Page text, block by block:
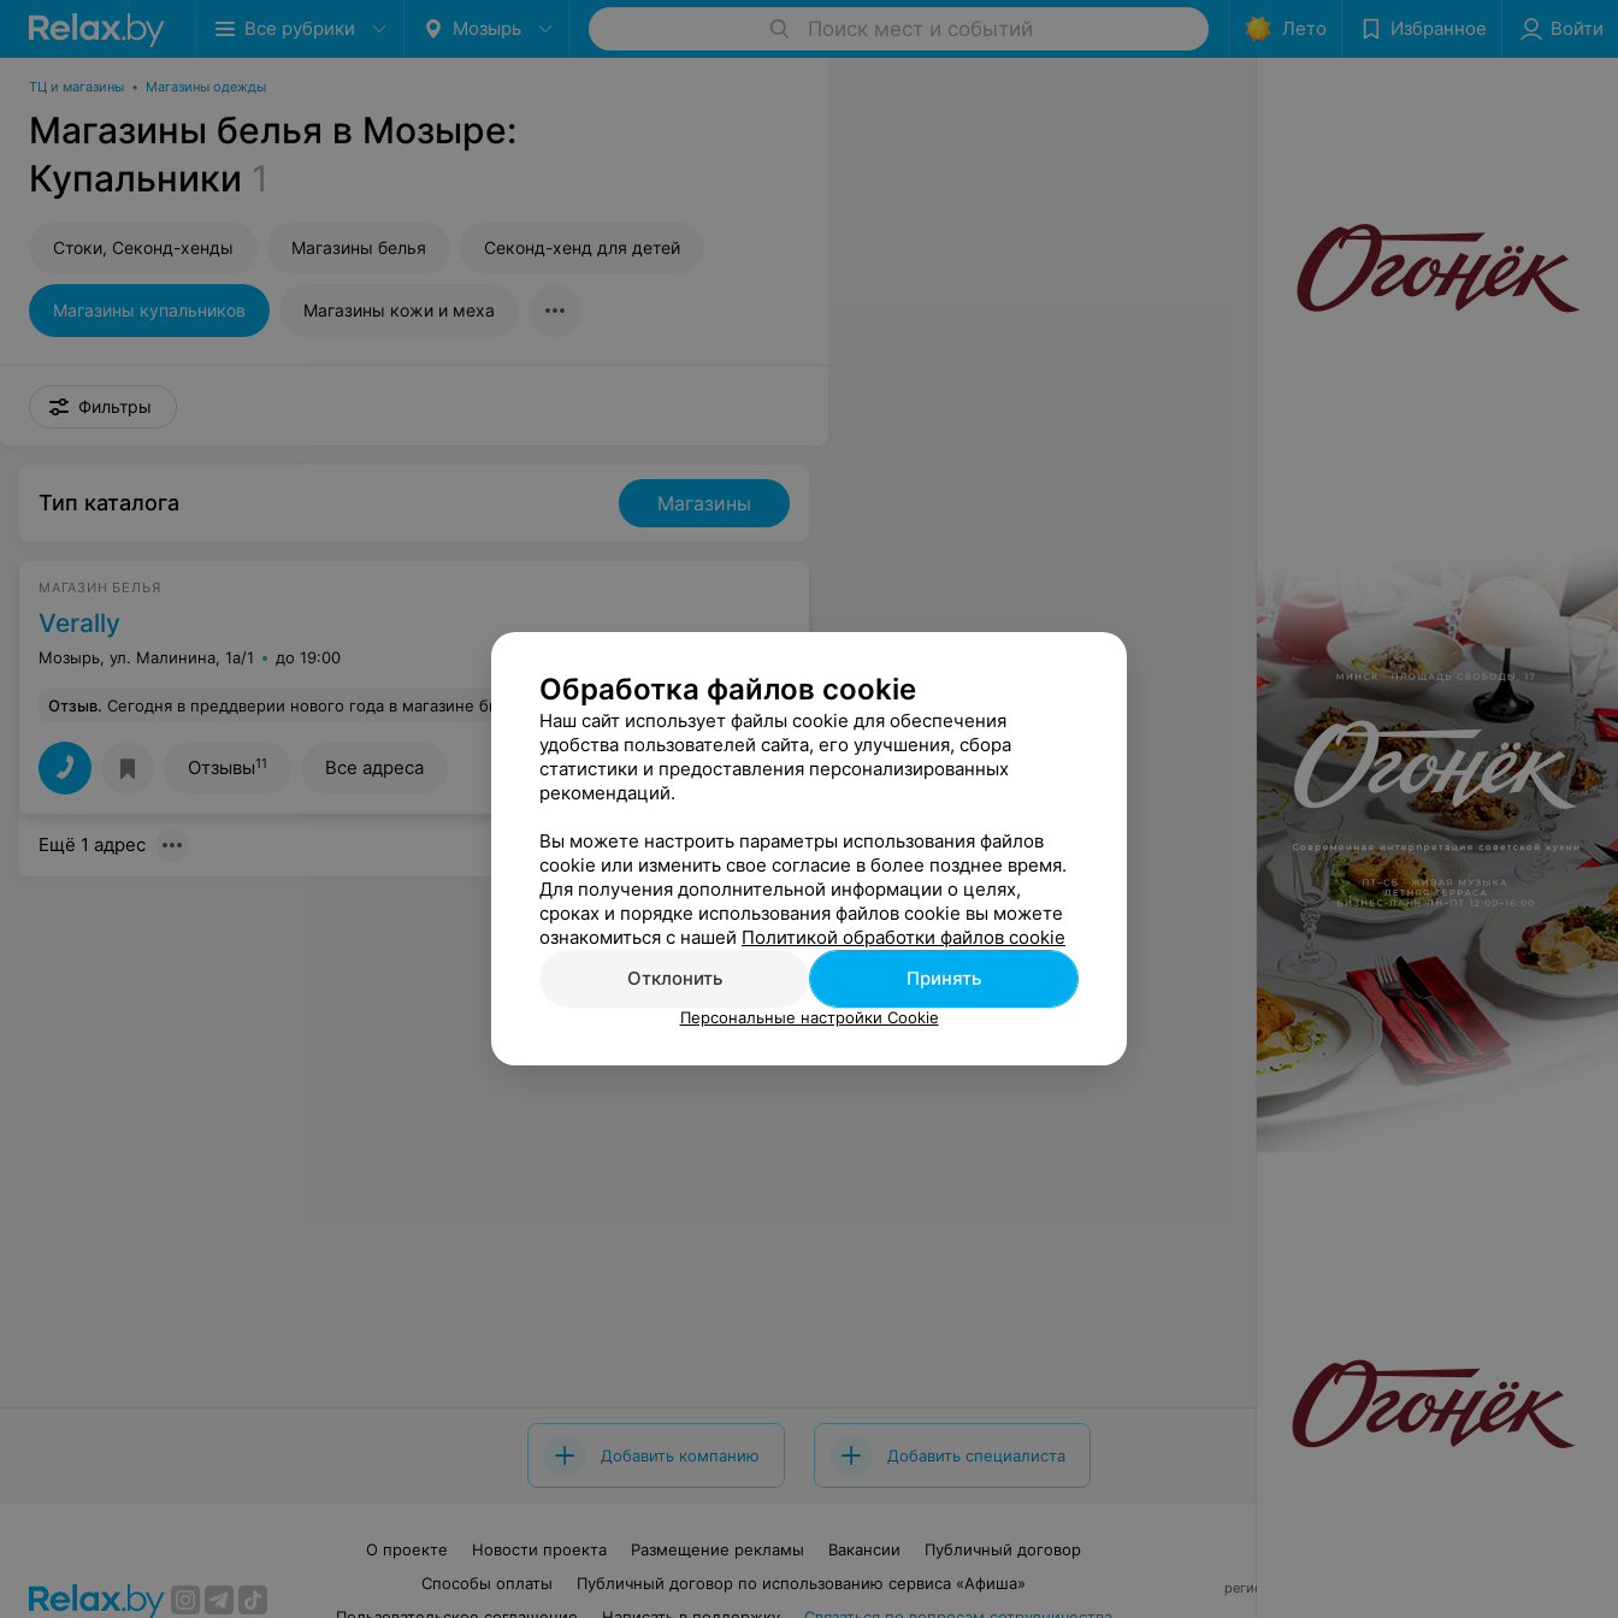
Все рубрики Мозырь Поиск мест и событий Лето Избранное Войти
ТЦ и магазины • Магазины одежды
Магазины белья в Мозыре:
Купальники 1
Стоки, Секонд-хенды Магазины белья Секонд-хенд для детей
Магазины купальников Магазины кожи и меха
Фильтры
Тип каталога Магазины
МАГАЗИН БЕЛЬЯ
Verally
Мозырь, ул. Малинина, 1а/1 до 19:00
Отзыв. Сегодня в преддверии нового года в магазине было хамство от консультанта при расчете бонусами от карты щодрая. Женщина прямо в лицо при других покупателях заявила что им вообще нас не выгодно обслуживать так как она с это цитирую : « ничего не имею» Прошу администрацию принять меры! Так как магазин из-за таких работников будет нести только убытки Неприятно возвращаться! Еще
Отзывы11 Все адреса
Ещё 1 адрес
Добавить компанию Добавить специалиста
О проекте Новости проекта Размещение рекламы Вакансии
Публичный договор
Способы оплаты
Публичный договор по использованию сервиса «Афиша»
регистрирующий орган - Минский горисполком
Обработка файлов cookie
Наш сайт использует файлы cookie для обеспечения
удобства пользователей сайта, его улучшения, сбора
статистики и предоставления персонализированных
рекомендаций.
Вы можете настроить параметры использования файлов
cookie или изменить свое согласие в более позднее время.
Для получения дополнительной информации о целях,
сроках и порядке использования файлов cookie вы можете
ознакомиться с нашей Политикой обработки файлов cookie
Отклонить
Принять
Персональные настройки Cookie